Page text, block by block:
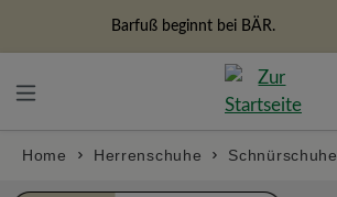
Freiheitspioniere
Home Herrenschuhe Schnürschuhe
Bildergalerie überspringen